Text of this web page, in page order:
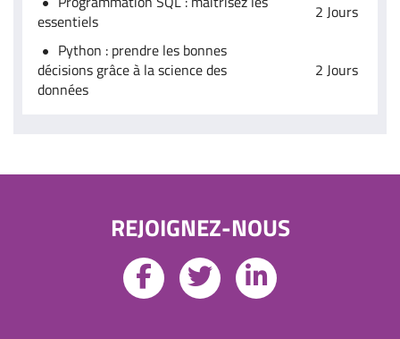
essentiels
2 Jours
Python : prendre les bonnes
décisions grâce à la science des
données
2 Jours
REJOIGNEZ-NOUS